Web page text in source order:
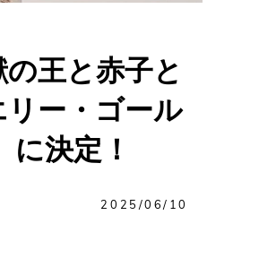
王と赤子と
ー・ゴール
決定！
2025/06/10